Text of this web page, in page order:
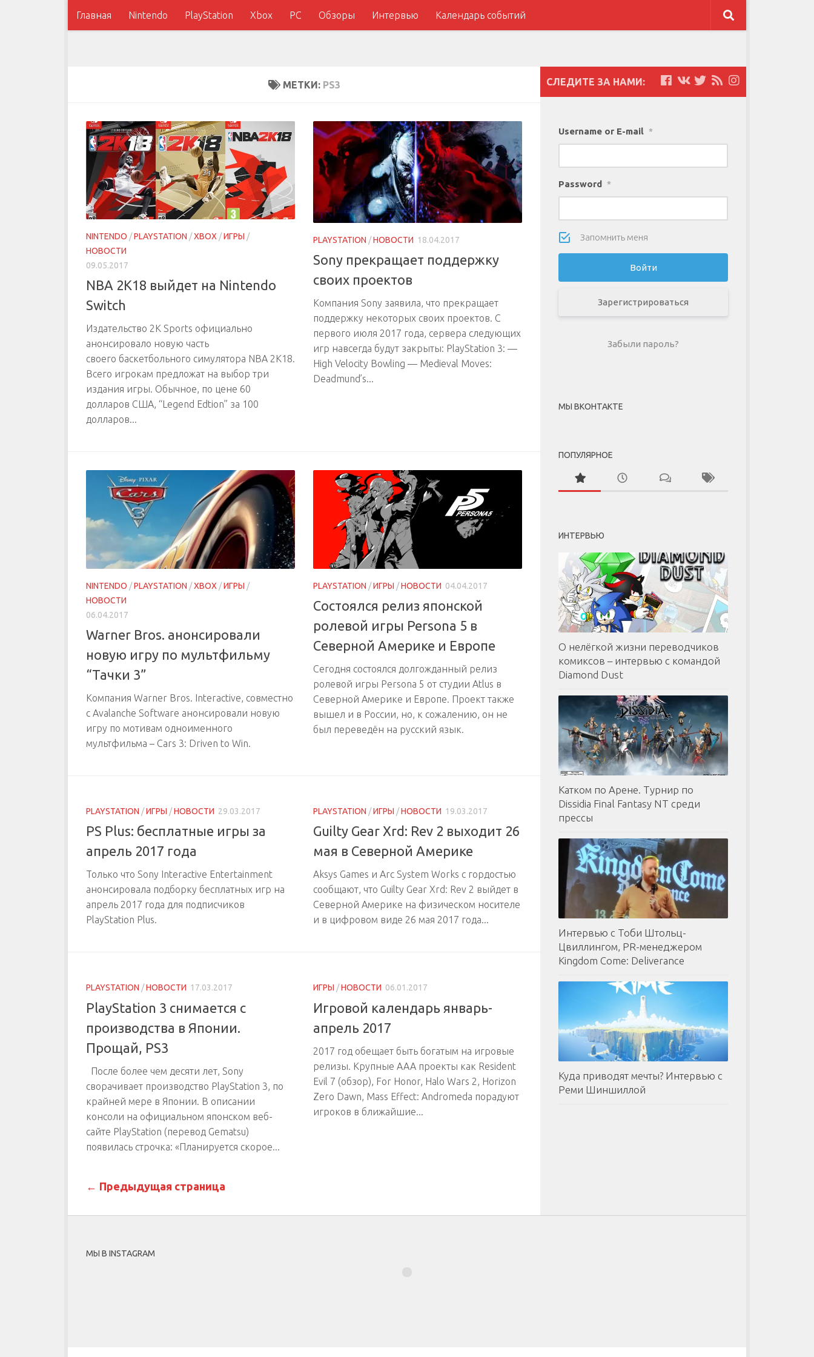
Главная Nintendo PlayStation Xbox PC Обзоры Интервью Календарь событий
МЕТКИ: PS3
NINTENDO /PLAYSTATION /XBOX /ИГРЫ /
НОВОСТИ
09.05.2017
NBA 2K18 выйдет на Nintendo
Switch
Издательство 2K Sports официально
анонсировало новую часть
своего баскетбольного симулятора NBA 2K18.
Всего игрокам предложат на выбор три
издания игры. Обычное, по цене 60
долларов США, “Legend Edtion” за 100
долларов...
PLAYSTATION /НОВОСТИ 18.04.2017
Sony прекращает поддержку
своих проектов
Компания Sony заявила, что прекращает
поддержку некоторых своих проектов. С
первого июля 2017 года, сервера следующих
игр навсегда будут закрыты: PlayStation 3: —
High Velocity Bowling — Medieval Moves:
Deadmund’s...
NINTENDO /PLAYSTATION /XBOX /ИГРЫ /
НОВОСТИ
06.04.2017
Warner Bros. анонсировали
новую игру по мультфильму
“Тачки 3”
Компания Warner Bros. Interactive, совместно
с Avalanche Software анонсировали новую
игру по мотивам одноименного
мультфильма – Cars 3: Driven to Win.
PLAYSTATION /ИГРЫ /НОВОСТИ 04.04.2017
Состоялся релиз японской
ролевой игры Persona 5 в
Северной Америке и Европе
Сегодня состоялся долгожданный релиз
ролевой игры Persona 5 от студии Atlus в
Северной Америке и Европе. Проект также
вышел и в России, но, к сожалению, он не
был переведён на русский язык.
PLAYSTATION /ИГРЫ /НОВОСТИ 29.03.2017
PS Plus: бесплатные игры за
апрель 2017 года
Только что Sony Interactive Entertainment
анонсировала подборку бесплатных игр на
апрель 2017 года для подписчиков
PlayStation Plus.
PLAYSTATION /ИГРЫ /НОВОСТИ 19.03.2017
Guilty Gear Xrd: Rev 2 выходит 26
мая в Северной Америке
Aksys Games и Arc System Works с гордостью
сообщают, что Guilty Gear Xrd: Rev 2 выйдет в
Северной Америке на физическом носителе
и в цифровом виде 26 мая 2017 года...
PLAYSTATION /НОВОСТИ 17.03.2017
PlayStation 3 снимается с
производства в Японии.
Прощай, PS3
После более чем десяти лет, Sony
сворачивает производство PlayStation 3, по
крайней мере в Японии. В описании
консоли на официальном японском веб-
сайте PlayStation (перевод Gematsu)
появилась строчка: «Планируется скорое...
ИГРЫ /НОВОСТИ 06.01.2017
Игровой календарь январь-
апрель 2017
2017 год обещает быть богатым на игровые
релизы. Крупные ААА проекты как Resident
Evil 7 (обзор), For Honor, Halo Wars 2, Horizon
Zero Dawn, Mass Effect: Andromeda порадуют
игроков в ближайшие...
← Предыдущая страница
СЛЕДИТЕ ЗА НАМИ:
Username or E-mail *
Password *
Запомнить меня
Зарегистрироваться
Забыли пароль?
МЫ ВКОНТАКТЕ
ПОПУЛЯРНОЕ
ИНТЕРВЬЮ
О нелёгкой жизни переводчиков
комиксов – интервью с командой
Diamond Dust
Катком по Арене. Турнир по
Dissidia Final Fantasy NT среди
прессы
Интервью с Тоби Штольц-
Цвиллингом, PR-менеджером
Kingdom Come: Deliverance
Куда приводят мечты? Интервью с
Реми Шиншиллой
МЫ В INSTAGRAM